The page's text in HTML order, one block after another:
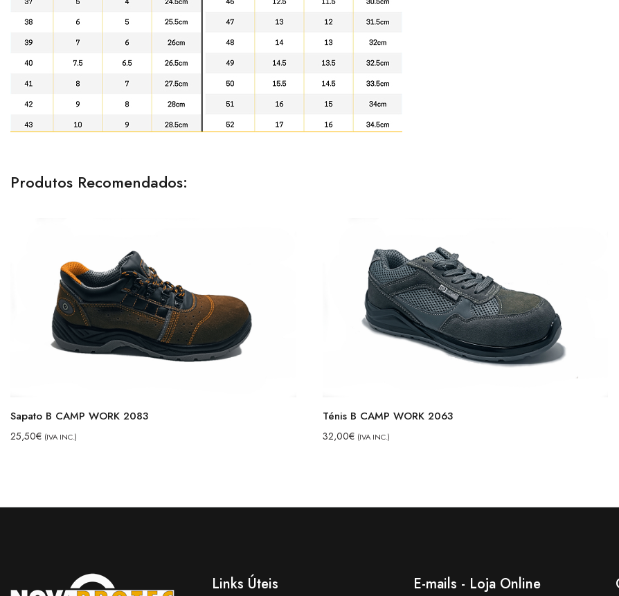
Produtos Recomendados:
Sapato B CAMP WORK 2083
25,50€ (IVA INC.)
Ténis B CAMP WORK 2063
32,00€ (IVA INC.)
Links Úteis E-mails - Loja Online